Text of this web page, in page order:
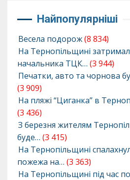
Найпопулярніші
Весела подорож(8 834)
На Тернопільщині
начальника ТЦК… (3 944)
Печатки, авто та чорнова
(3 909)
На пляжі “Циганка” в
(3 436)
З березня жителям
буде… (3 415)
На Тернопільщині
пожежа на… (3 363)
На Тернопільщині під час